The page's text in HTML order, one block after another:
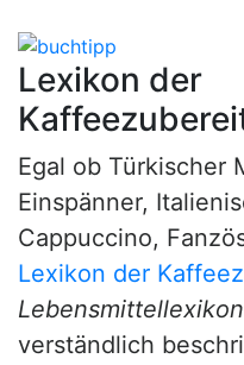
Lexikon der
Egal ob Türkischer
Einspänner,
Cappuccino,
Lexikon der
verständlich